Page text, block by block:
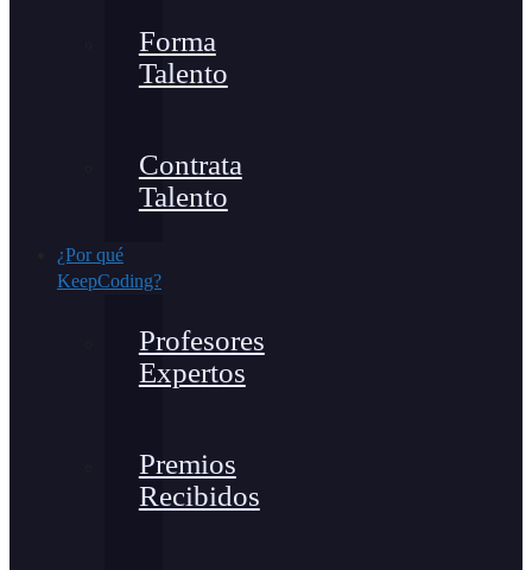
Forma
Talento
Contrata
Talento
¿Por qué
KeepCoding?
Profesores
Expertos
Premios
Recibidos